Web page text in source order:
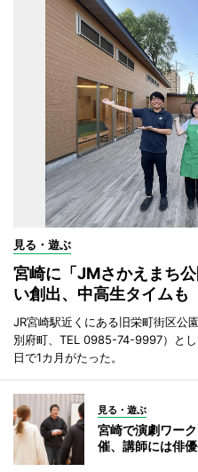
見る・遊ぶ
宮崎に「JMさかえまち
い創出、中高生タイムも
JR宮崎駅近くにある旧栄町街区公
別府町、TEL 0985-74-9997）と
日で1カ月がたった。
見る・遊ぶ
宮崎で演劇ワー
催、講師には俳